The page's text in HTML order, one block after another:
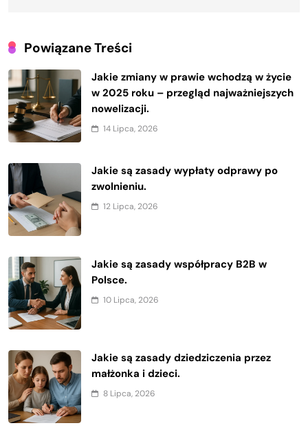
Powiązane Treści
Jakie zmiany w prawie wchodzą w życie
w 2025 roku – przegląd najważniejszych
nowelizacji.
14 Lipca, 2026
Jakie są zasady wypłaty odprawy po
zwolnieniu.
12 Lipca, 2026
Jakie są zasady współpracy B2B w
Polsce.
10 Lipca, 2026
Jakie są zasady dziedziczenia przez
małżonka i dzieci.
8 Lipca, 2026